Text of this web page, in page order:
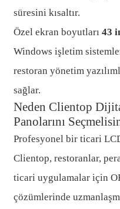
süresini kısaltır.
Özel ekran boyutları 43
Windows işletim
restoran yönetim
sağlar.
Neden Clientop
Panolarını
Profesyonel bir ticari
Clientop, restoranlar,
ticari uygulamalar için
çözümlerinde